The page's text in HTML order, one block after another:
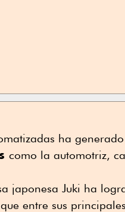
ha generado
como la automotriz,
japonesa Juki ha
entre sus